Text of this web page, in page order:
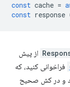
const cache =
const response
از پیش
فراخوانی کنید، که
و در کش صحیح